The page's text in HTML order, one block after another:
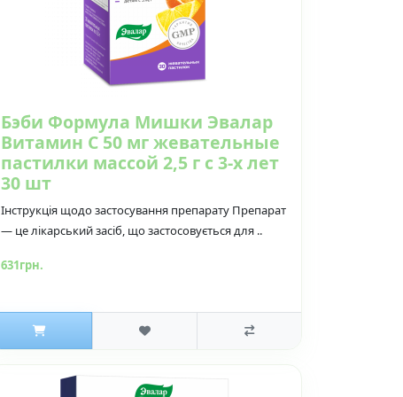
Бэби Формула Мишки Эвалар
Витамин С 50 мг жевательные
пастилки массой 2,5 г с 3-х лет
30 шт
Інструкція щодо застосування препарату Препарат
— це лікарський засіб, що застосовується для ..
631грн.